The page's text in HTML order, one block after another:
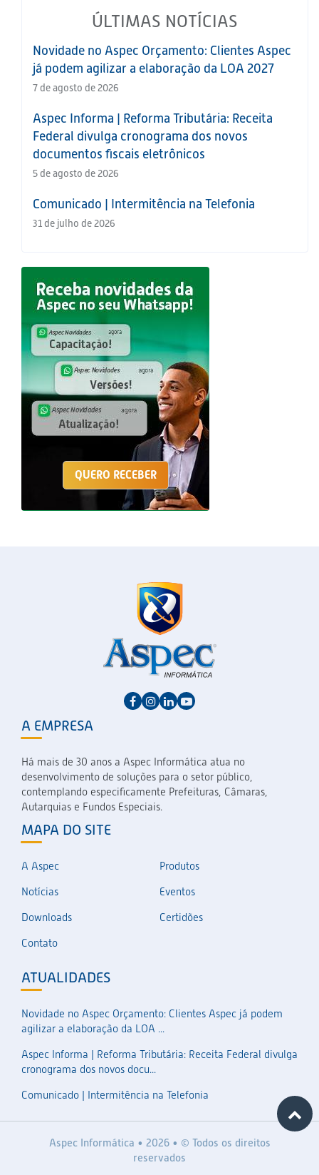
ÚLTIMAS NOTÍCIAS
Novidade no Aspec Orçamento: Clientes Aspec
já podem agilizar a elaboração da LOA 2027
7 de agosto de 2026
Aspec Informa | Reforma Tributária: Receita
Federal divulga cronograma dos novos
documentos fiscais eletrônicos
5 de agosto de 2026
Comunicado | Intermitência na Telefonia
31 de julho de 2026
QUERO RECEBER
A EMPRESA
Há mais de 30 anos a Aspec Informática atua no
desenvolvimento de soluções para o setor público,
contemplando especificamente Prefeituras, Câmaras,
Autarquias e Fundos Especiais.
MAPA DO SITE
A Aspec
Produtos
Notícias
Eventos
Downloads
Certidões
Contato
ATUALIDADES
Novidade no Aspec Orçamento: Clientes Aspec já podem
agilizar a elaboração da LOA ...
Aspec Informa | Reforma Tributária: Receita Federal divulga
cronograma dos novos docu...
Comunicado | Intermitência na Telefonia
Aspec Informática • 2026 • © Todos os direitos
reservados